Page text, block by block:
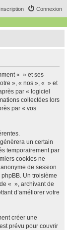
Connexion
Inscription
« » et ses
», « nos », « » et
par « logiciel
collectées lors
par « vos
un certain
temporairement par
cookies ne
de session
Un troisième
« », archivant de
d’améliorer votre
créer une
prévu pour couvrir